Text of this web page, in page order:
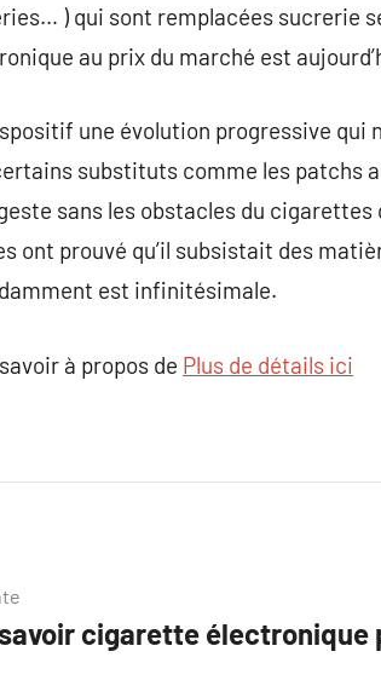
) qui sont remplacées sucrerie
au prix du marché est
une évolution progressive qui
substituts comme les patchs
sans les obstacles du
ont prouvé qu’il subsistait des
est infinitésimale.
à propos de Plus de détails ici
cigarette électronique